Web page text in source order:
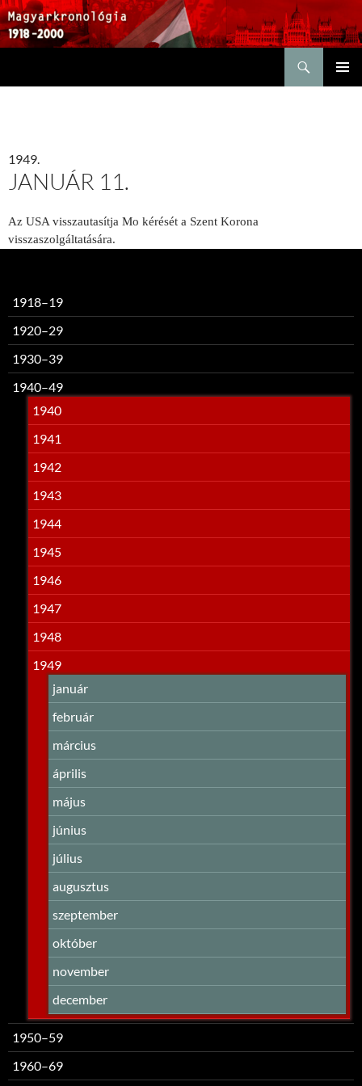
1949.
JANUÁR 11.
Az USA visszautasítja Mo kérését a Szent Korona
visszaszolgáltatására.
1918–19
1920–29
1930–39
1940–49
1940
1941
1942
1943
1944
1945
1946
1947
1948
1949
január
február
március
április
május
június
július
augusztus
szeptember
október
november
december
1950–59
1960–69